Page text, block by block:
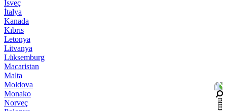
İsveç
İtalya
Kanada
Kıbrıs
Letonya
Litvanya
Lüksemburg
Macaristan
Malta
Moldova
Monako
Norveç